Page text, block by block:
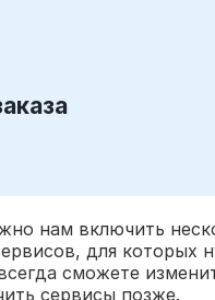
М (розничный интернет
для интернет-магазинов
нам включить
для которых
сможете
сервисы позже.